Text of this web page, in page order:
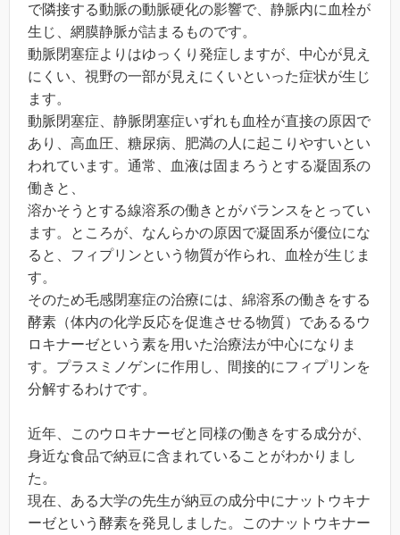
で隣接する動脈の動脈硬化の影響で、静脈内に血栓が
生じ、網膜静脈が詰まるものです。
動脈閉塞症よりはゆっくり発症しますが、中心が見え
にくい、視野の一部が見えにくいといった症状が生じ
ます。
動脈閉塞症、静脈閉塞症いずれも血栓が直接の原因で
あり、高血圧、糖尿病、肥満の人に起こりやすいとい
われています。通常、血液は固まろうとする凝固系の
働きと、
溶かそうとする線溶系の働きとがバランスをとってい
ます。ところが、なんらかの原因で凝固系が優位にな
ると、フィプリンという物質が作られ、血栓が生じま
す。
そのため毛感閉塞症の治療には、綿溶系の働きをする
酵素（体内の化学反応を促進させる物質）であるるウ
ロキナーゼという素を用いた治療法が中心になりま
す。プラスミノゲンに作用し、間接的にフィプリンを
分解するわけです。
近年、このウロキナーゼと同様の働きをする成分が、
身近な食品で納豆に含まれていることがわかりまし
た。
現在、ある大学の先生が納豆の成分中にナットウキナ
ーゼという酵素を発見しました。このナットウキナー